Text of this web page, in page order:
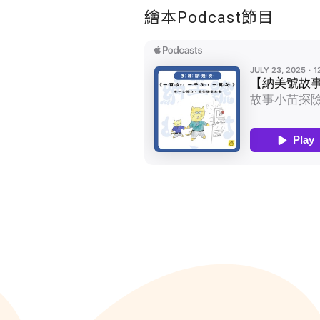
繪本Podcast節目